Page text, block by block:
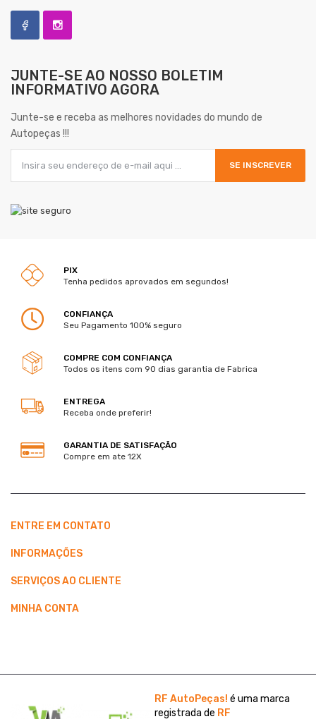
JUNTE-SE AO NOSSO BOLETIM
INFORMATIVO AGORA
Junte-se e receba as melhores novidades do mundo de
Autopeças !!!
SE INSCREVER
PIX
Tenha pedidos aprovados em segundos!
CONFIANÇA
Seu Pagamento 100% seguro
COMPRE COM CONFIANÇA
Todos os itens com 90 dias garantia de Fabrica
ENTREGA
Receba onde preferir!
GARANTIA DE SATISFAÇÃO
Compre em ate 12X
ENTRE EM CONTATO
INFORMAÇÕES
SERVIÇOS AO CLIENTE
MINHA CONTA
RF AutoPeças! é uma marca
registrada de RF